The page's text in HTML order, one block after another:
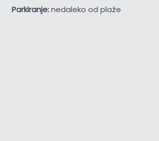
Parkiranje:nedaleko od plaže